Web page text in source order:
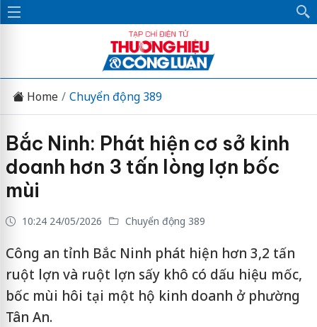
Home Chuyển động 389
Bắc Ninh: Phát hiện cơ sở kinh
doanh hơn 3 tấn lòng lợn bốc
mùi
10:24 24/05/2026 Chuyển động 389
Công an tỉnh Bắc Ninh phát hiện hơn 3,2 tấn
ruột lợn và ruột lợn sấy khô có dấu hiệu mốc,
bốc mùi hôi tại một hộ kinh doanh ở phường
Tân An.